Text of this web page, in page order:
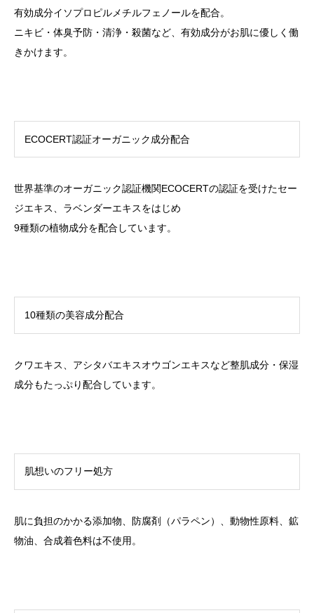
有効成分イソプロピルメチルフェノールを配合。
ニキビ・体臭予防・清浄・殺菌など、有効成分がお肌に優しく働
きかけます。
ECOCERT認証オーガニック成分配合
世界基準のオーガニック認証機関ECOCERTの認証を受けたセー
ジエキス、ラベンダーエキスをはじめ
9種類の植物成分を配合しています。
10種類の美容成分配合
クワエキス、アシタバエキスオウゴンエキスなど整肌成分・保湿
成分もたっぷり配合しています。
肌想いのフリー処方
肌に負担のかかる添加物、防腐剤（パラペン）、動物性原料、鉱
物油、合成着色料は不使用。